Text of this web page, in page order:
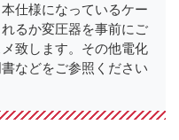
仕様になっているケー
るか変圧器を事前にご
致します。その他電化
などをご参照ください